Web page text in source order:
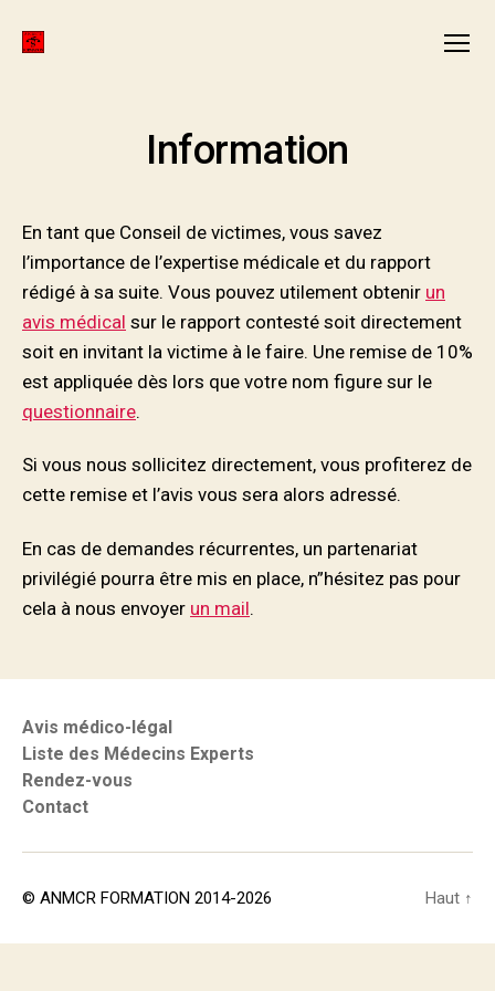
Information
En tant que Conseil de victimes, vous savez
l’importance de l’expertise médicale et du rapport
rédigé à sa suite. Vous pouvez utilement obtenir un
avis médical sur le rapport contesté soit directement
soit en invitant la victime à le faire. Une remise de 10%
est appliquée dès lors que votre nom figure sur le
questionnaire.
Si vous nous sollicitez directement, vous profiterez de
cette remise et l’avis vous sera alors adressé.
En cas de demandes récurrentes, un partenariat
privilégié pourra être mis en place, n”hésitez pas pour
cela à nous envoyer un mail.
Avis médico-légal
Liste des Médecins Experts
Rendez-vous
Contact
© ANMCR FORMATION 2014-2026 Haut ↑